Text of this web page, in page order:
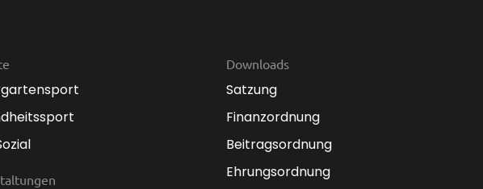
Downloads
Satzung
Finanzordnung
Beitragsordnung
Ehrungsordnung